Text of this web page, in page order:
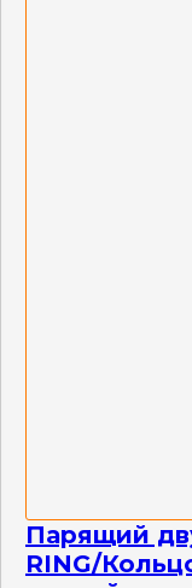
Парящий
RING/